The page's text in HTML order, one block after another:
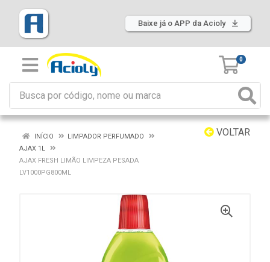
Baixe já o APP da Acioly
0
VOLTAR
INÍCIO
LIMPADOR PERFUMADO
AJAX 1L
AJAX FRESH LIMÃO LIMPEZA PESADA
LV1000PG800ML